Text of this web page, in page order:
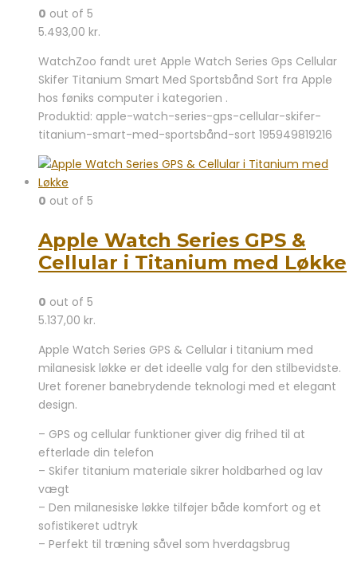
0 out of 5
5.493,00 kr.
WatchZoo fandt uret Apple Watch Series Gps Cellular
Skifer Titanium Smart Med Sportsbånd Sort fra Apple
hos føniks computer i kategorien .
Produktid: apple-watch-series-gps-cellular-skifer-
titanium-smart-med-sportsbånd-sort 195949819216
0 out of 5
Apple Watch Series GPS &
Cellular i Titanium med Løkke
0 out of 5
5.137,00 kr.
Apple Watch Series GPS & Cellular i titanium med
milanesisk løkke er det ideelle valg for den stilbevidste.
Uret forener banebrydende teknologi med et elegant
design.
– GPS og cellular funktioner giver dig frihed til at
efterlade din telefon
– Skifer titanium materiale sikrer holdbarhed og lav
vægt
– Den milanesiske løkke tilføjer både komfort og et
sofistikeret udtryk
– Perfekt til træning såvel som hverdagsbrug